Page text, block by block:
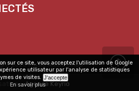
2025 Music Audio Shop
: Agence Keyrio
sur ce site, vous acceptez l'utilisation de Google
utilisateur par l'analyse de statistiques
de visites.
En savoir plus